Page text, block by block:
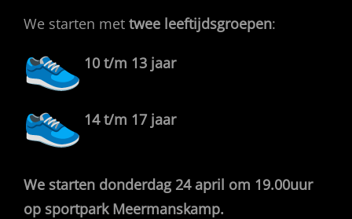
We starten met twee leeftijdsgroepen:
10 t/m 13 jaar
14 t/m 17 jaar
We starten donderdag 24 april om 19.00uur
op sportpark Meermanskamp.